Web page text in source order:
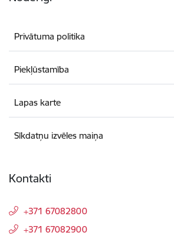
Privātuma politika
Piekļūstamība
Lapas karte
Sīkdatņu izvēles maiņa
Kontakti
+371 67082800
+371 67082900